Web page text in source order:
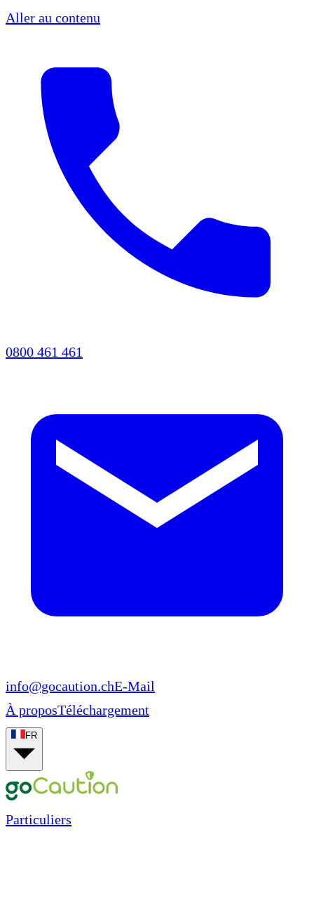
Aller au contenu
0800 461 461
info@gocaution.chE-Mail
À proposTéléchargement
FR
Particuliers